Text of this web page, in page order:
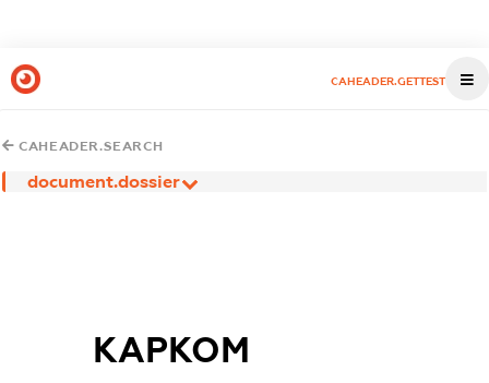
CAHEADER.GETTEST
CAHEADER.SEARCH
document.dossier
КАРКОМ